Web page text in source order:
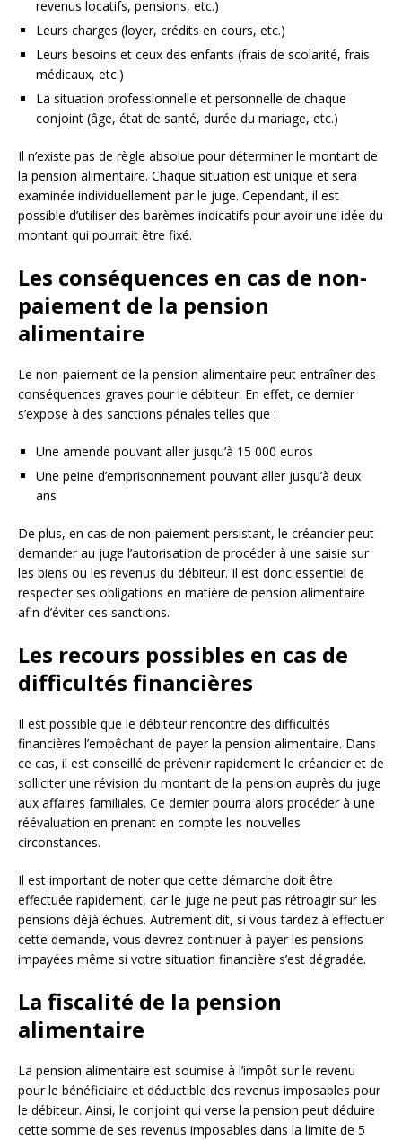
revenus locatifs, pensions, etc.)
Leurs charges (loyer, crédits en cours, etc.)
Leurs besoins et ceux des enfants (frais de scolarité, frais
médicaux, etc.)
La situation professionnelle et personnelle de chaque
conjoint (âge, état de santé, durée du mariage, etc.)
Il n’existe pas de règle absolue pour déterminer le montant de
la pension alimentaire. Chaque situation est unique et sera
examinée individuellement par le juge. Cependant, il est
possible d’utiliser des barèmes indicatifs pour avoir une idée du
montant qui pourrait être fixé.
Les conséquences en cas de non-
paiement de la pension
alimentaire
Le non-paiement de la pension alimentaire peut entraîner des
conséquences graves pour le débiteur. En effet, ce dernier
s’expose à des sanctions pénales telles que :
Une amende pouvant aller jusqu’à 15 000 euros
Une peine d’emprisonnement pouvant aller jusqu’à deux
ans
De plus, en cas de non-paiement persistant, le créancier peut
demander au juge l’autorisation de procéder à une saisie sur
les biens ou les revenus du débiteur. Il est donc essentiel de
respecter ses obligations en matière de pension alimentaire
afin d’éviter ces sanctions.
Les recours possibles en cas de
difficultés financières
Il est possible que le débiteur rencontre des difficultés
financières l’empêchant de payer la pension alimentaire. Dans
ce cas, il est conseillé de prévenir rapidement le créancier et de
solliciter une révision du montant de la pension auprès du juge
aux affaires familiales. Ce dernier pourra alors procéder à une
réévaluation en prenant en compte les nouvelles
circonstances.
Il est important de noter que cette démarche doit être
effectuée rapidement, car le juge ne peut pas rétroagir sur les
pensions déjà échues. Autrement dit, si vous tardez à effectuer
cette demande, vous devrez continuer à payer les pensions
impayées même si votre situation financière s’est dégradée.
La fiscalité de la pension
alimentaire
La pension alimentaire est soumise à l’impôt sur le revenu
pour le bénéficiaire et déductible des revenus imposables pour
le débiteur. Ainsi, le conjoint qui verse la pension peut déduire
cette somme de ses revenus imposables dans la limite de 5